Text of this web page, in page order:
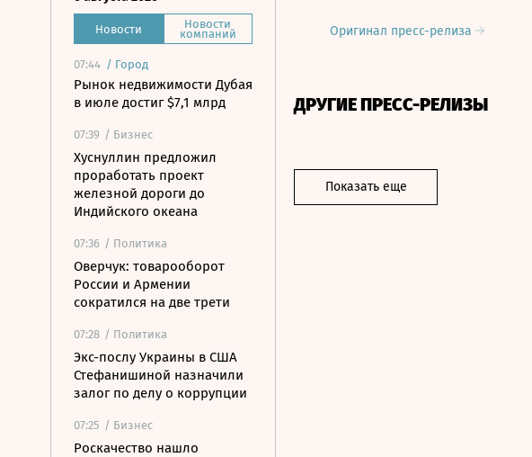
Новости Новости
компаний
07:44 / Город
Рынок недвижимости Дубая
в июле достиг $7,1 млрд
07:39 / Бизнес
Хуснуллин предложил
проработать проект
железной дороги до
Индийского океана
07:36 / Политика
Оверчук: товарооборот
России и Армении
сократился на две трети
07:28 / Политика
Экс-послу Украины в США
Стефанишиной назначили
залог по делу о коррупции
07:25 / Бизнес
Роскачество нашло
Оригинал пресс-релиза
ДРУГИЕ ПРЕСС-РЕЛИЗЫ
Показать еще